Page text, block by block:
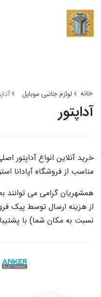
خانه لوازم جانبی موبایل
آداپتور
خرید آنلاین انواع آداپتور
مناسب از فروشگاه آپادانا
همشهریان گرامی می توانند
از هزینه ارسال توسط پیک
نسبت به مکان شما) با